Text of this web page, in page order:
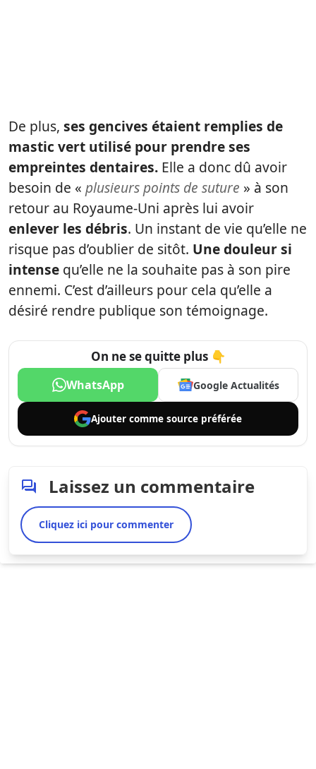
De plus, ses gencives étaient remplies de
mastic vert utilisé pour prendre ses
empreintes dentaires. Elle a donc dû avoir
besoin de « plusieurs points de suture » à son
retour au Royaume-Uni après lui avoir
enlever les débris. Un instant de vie qu’elle ne
risque pas d’oublier de sitôt. Une douleur si
intense qu’elle ne la souhaite pas à son pire
ennemi. C’est d’ailleurs pour cela qu’elle a
désiré rendre publique son témoignage.
On ne se quitte plus 👇
WhatsApp Google Actualités
Ajouter comme source préférée
Laissez un commentaire
Cliquez ici pour commenter